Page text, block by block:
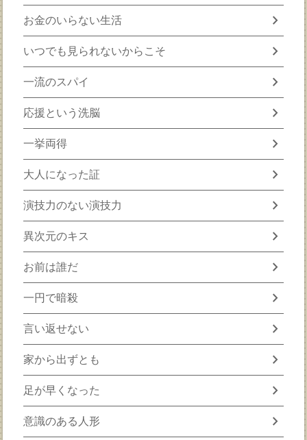
お金のいらない生活 chevron_right
いつでも見られないからこそ chevron_right
一流のスパイ chevron_right
応援という洗脳 chevron_right
一挙両得 chevron_right
大人になった証 chevron_right
演技力のない演技力 chevron_right
異次元のキス chevron_right
お前は誰だ chevron_right
一円で暗殺 chevron_right
言い返せない chevron_right
家から出ずとも chevron_right
足が早くなった chevron_right
意識のある人形 chevron_right